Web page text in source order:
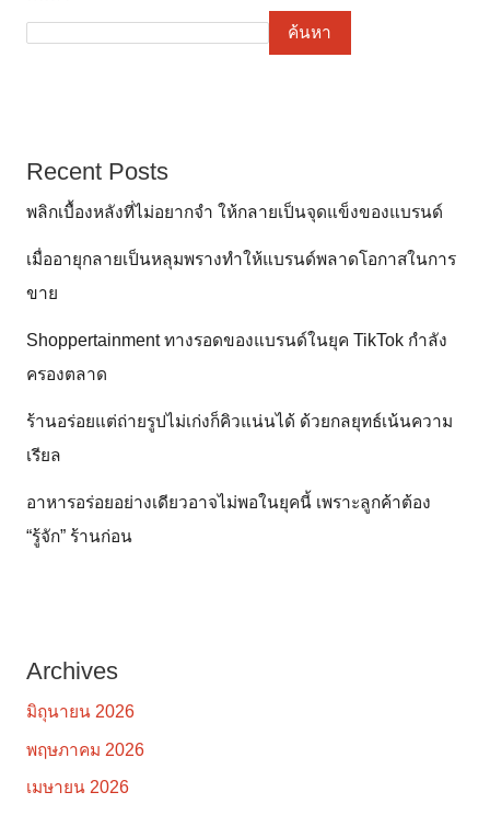
ค้นหา
Recent Posts
พลิกเบื้องหลังที่ไม่อยากจำ ให้กลายเป็นจุดแข็งของแบรนด์
เมื่ออายุกลายเป็นหลุมพรางทำให้แบรนด์พลาดโอกาสในการ
ขาย
Shoppertainment ทางรอดของแบรนด์ในยุค TikTok กำลัง
ครองตลาด
ร้านอร่อยแต่ถ่ายรูปไม่เก่งก็คิวแน่นได้ ด้วยกลยุทธ์เน้นความ
เรียล
อาหารอร่อยอย่างเดียวอาจไม่พอในยุคนี้ เพราะลูกค้าต้อง
“รู้จัก” ร้านก่อน
Archives
มิถุนายน 2026
พฤษภาคม 2026
เมษายน 2026